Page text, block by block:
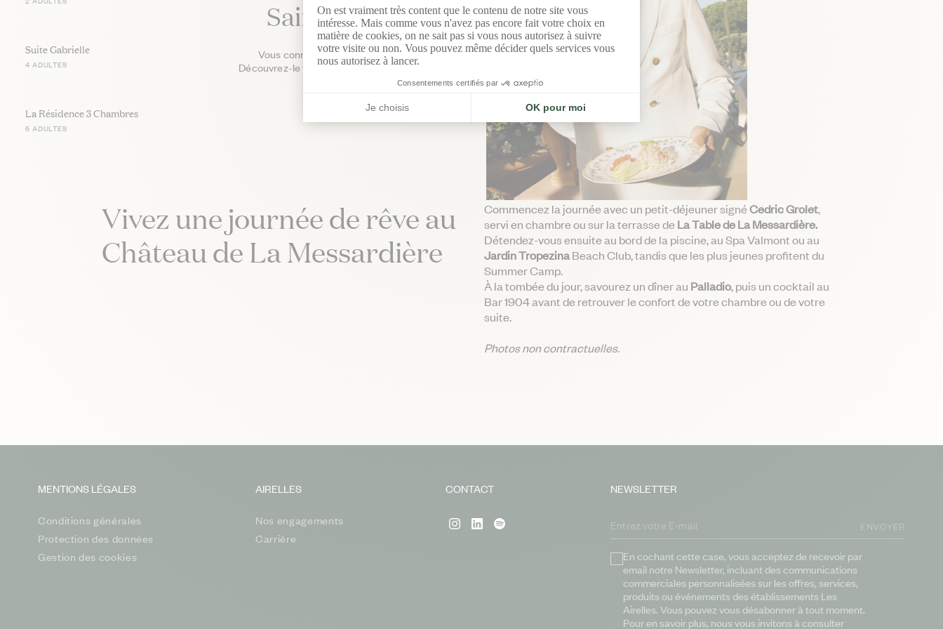
Suite Gabrielle
4 ADULTES
Suite Louise
4 ADULTES
Victoire Suite
4 ADULTES
La Résidence 3 Chambres
6 ADULTES
La Résidence 4 Chambres La Bastide 4 Chambres
Vivez une journée de rêve au
Château de La Messardière
Commencez la journée avec un petit-déjeuner signéCedric Grolet,
servi en chambre ou sur la terrasse deLa Table de La Messardière.
Détendez-vous ensuite au bord de la piscine, au Spa Valmont ou au
Jardin TropezinaBeach Club, tandis que les plus jeunes profitent du
Summer Camp.
À la tombée du jour, savourez un dîner au Palladio, puis un cocktail au
Bar 1904 avant de retrouver le confort de votre chambre ou de votre
suite.
Photos non contractuelles.
Saint-Tropez
Vous connaissiez Le Voltaire à Paris.
Découvrez-le face à la mer, au Château de la
RÉSERVER
MENTIONS LÉGALES
Conditions générales
Protection des données
Gestion des cookies
AIRELLES
Nos engagements
Carrière
CONTACT NEWSLETTER
ENVOYER
En cochant cette case, vous acceptez de recevoir par
email notre Newsletter, incluant des communications
commerciales personnalisées sur les offres, services,
produits ou événements des établissements Les
Airelles. Vous pouvez vous désabonner à tout moment.
Pour en savoir plus, nous vous invitons à consulter